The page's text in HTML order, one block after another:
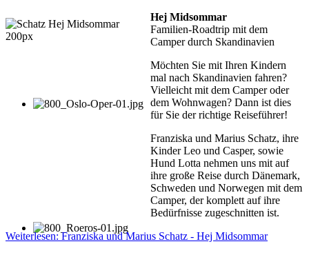
Hej Midsommar
Familien-Roadtrip mit dem
Camper durch Skandinavien
Möchten Sie mit Ihren Kindern
mal nach Skandinavien fahren?
Vielleicht mit dem Camper oder
dem Wohnwagen? Dann ist dies
für Sie der richtige Reiseführer!
Franziska und Marius Schatz, ihre
Kinder Leo und Casper, sowie
Hund Lotta nehmen uns mit auf
ihre große Reise durch Dänemark,
Schweden und Norwegen mit dem
Camper, der komplett auf ihre
Bedürfnisse zugeschnitten ist.
Weiterlesen: Franziska und Marius Schatz - Hej Midsommar